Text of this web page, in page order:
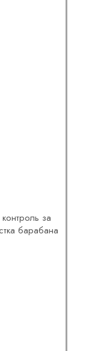
за
барабана